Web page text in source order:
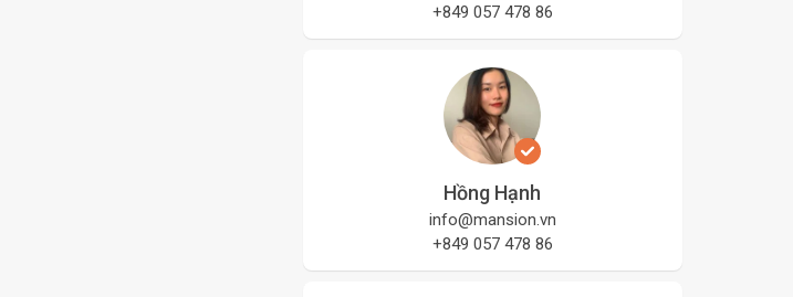
+849 057 478 86
Hồng Hạnh
info@mansion.vn
+849 057 478 86